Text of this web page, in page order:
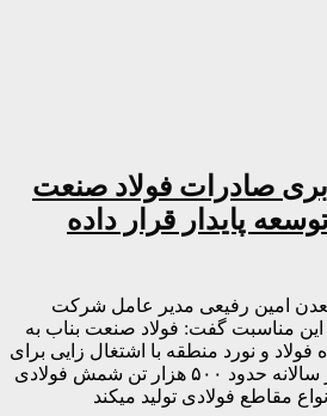
رشد ۵ برابری صادرات فولاد صنعت
پایدار قرار داده
امین رفیعی مدیر عامل شرکت
این مناسبت گفت: فولاد صنعت بناب به
فولاد و نورد منطقه با اشتغال زایی برای
بیش از یک هزار و ۵۰۰ نفر سالانه حدود ۵۰۰ هزار تن شمش فولادی
مقاطع فولادی تولید میکند